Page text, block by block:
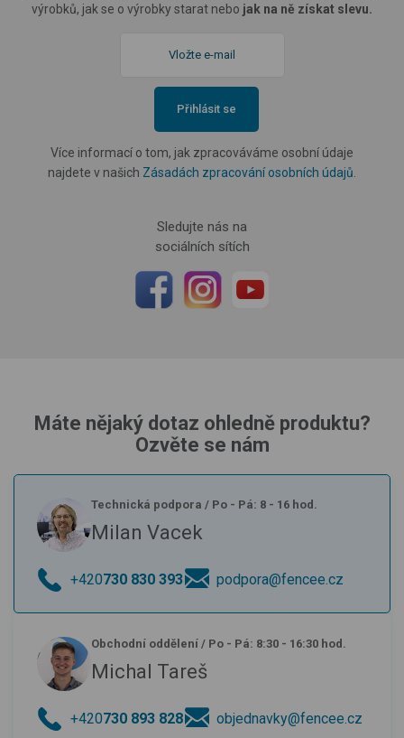
výrobků, jak se o výrobky starat nebo jak na ně získat slevu.
Přihlásit se
Více informací o tom, jak zpracováváme osobní údaje
najdete v našich Zásadách zpracování osobních údajů
Sledujte nás na
sociálních sítích
Máte nějaký dotaz ohledně produktu?
Ozvěte se nám
Technická podpora / Po - Pá: 8 - 16 hod.
Milan Vacek
+420730 830 393 podpora@fencee.cz
Obchodní oddělení / Po - Pá: 8:30 - 16:30 hod.
Michal Tareš
+420730 893 828 objednavky@fencee.cz